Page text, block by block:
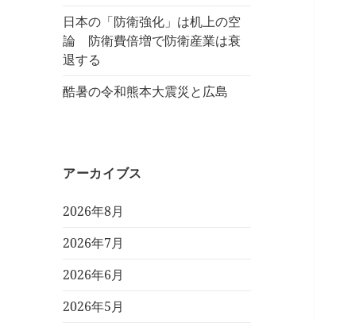
日本の「防衛強化」は机上の空
論 防衛費倍増で防衛産業は衰
退する
酷暑の令和熊本大震災と広島
アーカイブス
2026年8月
2026年7月
2026年6月
2026年5月